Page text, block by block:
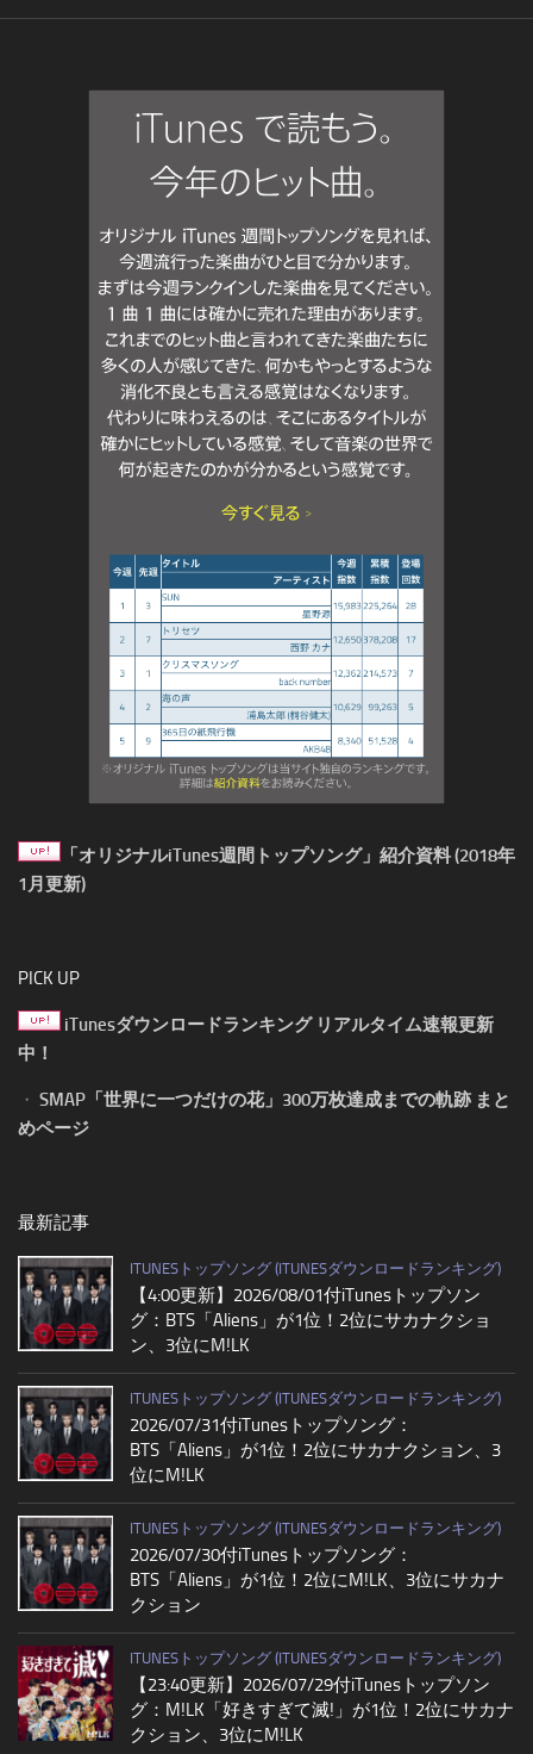
「オリジナルiTunes週間トップソング」紹介資料 (2018年
1月更新)
PICK UP
iTunesダウンロードランキング リアルタイム速報更新
中！
・ SMAP「世界に一つだけの花」300万枚達成までの軌跡 まと
めページ
最新記事
ITUNESトップソング (ITUNESダウンロードランキング)
【4:00更新】2026/08/01付iTunesトップソン
グ：BTS「Aliens」が1位！2位にサカナクショ
ン、3位にM!LK
ITUNESトップソング (ITUNESダウンロードランキング)
2026/07/31付iTunesトップソング：
BTS「Aliens」が1位！2位にサカナクション、3
位にM!LK
ITUNESトップソング (ITUNESダウンロードランキング)
2026/07/30付iTunesトップソング：
BTS「Aliens」が1位！2位にM!LK、3位にサカナ
クション
ITUNESトップソング (ITUNESダウンロードランキング)
【23:40更新】2026/07/29付iTunesトップソン
グ：M!LK「好きすぎて滅!」が1位！2位にサカナ
クション、3位にM!LK